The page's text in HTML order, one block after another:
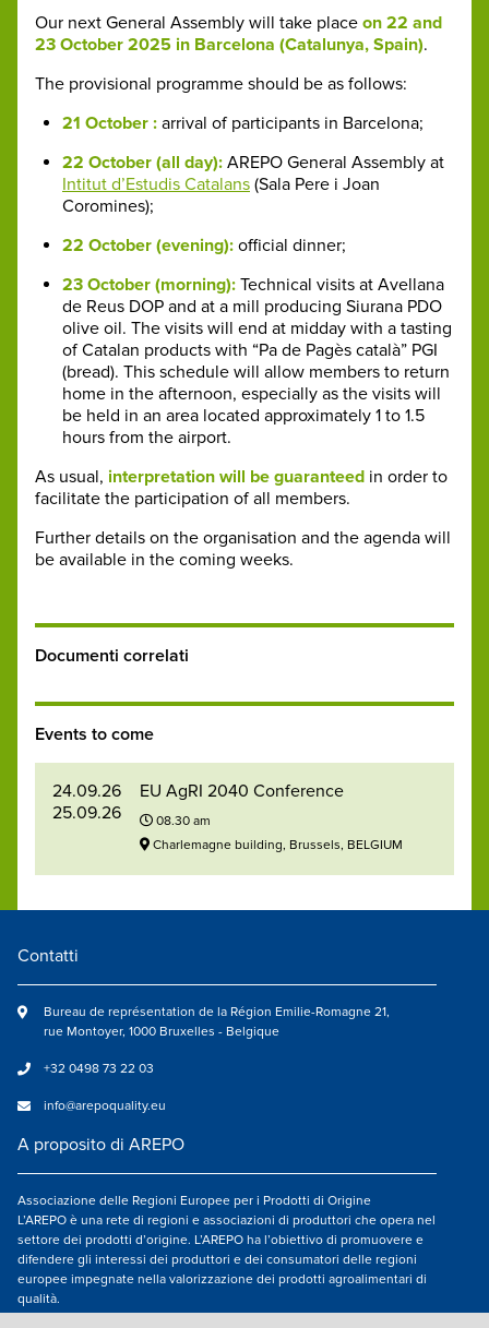
Our next General Assembly will take place on 22 and
23 October 2025 in Barcelona (Catalunya, Spain).
The provisional programme should be as follows:
21 October : arrival of participants in Barcelona;
22 October (all day): AREPO General Assembly at
Intitut d’Estudis Catalans (Sala Pere i Joan
Coromines);
22 October (evening): official dinner;
23 October (morning): Technical visits at Avellana
de Reus DOP and at a mill producing Siurana PDO
olive oil. The visits will end at midday with a tasting
of Catalan products with “Pa de Pagès català” PGI
(bread). This schedule will allow members to return
home in the afternoon, especially as the visits will
be held in an area located approximately 1 to 1.5
hours from the airport.
As usual, interpretation will be guaranteed in order to
facilitate the participation of all members.
Further details on the organisation and the agenda will
be available in the coming weeks.
Documenti correlati
Events to come
24.09.26
25.09.26
EU AgRI 2040 Conference
08.30 am
Charlemagne building, Brussels, BELGIUM
Contatti
Bureau de représentation de la Région Emilie-Romagne 21,
rue Montoyer, 1000 Bruxelles - Belgique
+32 0498 73 22 03
info@arepoquality.eu
A proposito di AREPO
Associazione delle Regioni Europee per i Prodotti di Origine
L’AREPO è una rete di regioni e associazioni di produttori che opera nel
settore dei prodotti d’origine. L’AREPO ha l’obiettivo di promuovere e
difendere gli interessi dei produttori e dei consumatori delle regioni
europee impegnate nella valorizzazione dei prodotti agroalimentari di
qualità.